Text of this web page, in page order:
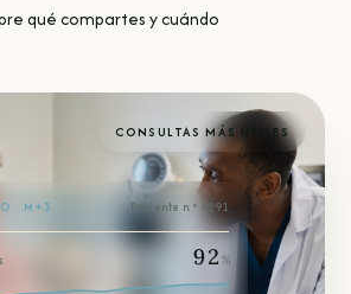
qué compartes y cuándo
· M+3 Paciente n.º 4291
92 %
CONSULTAS MÁS ÚTILES